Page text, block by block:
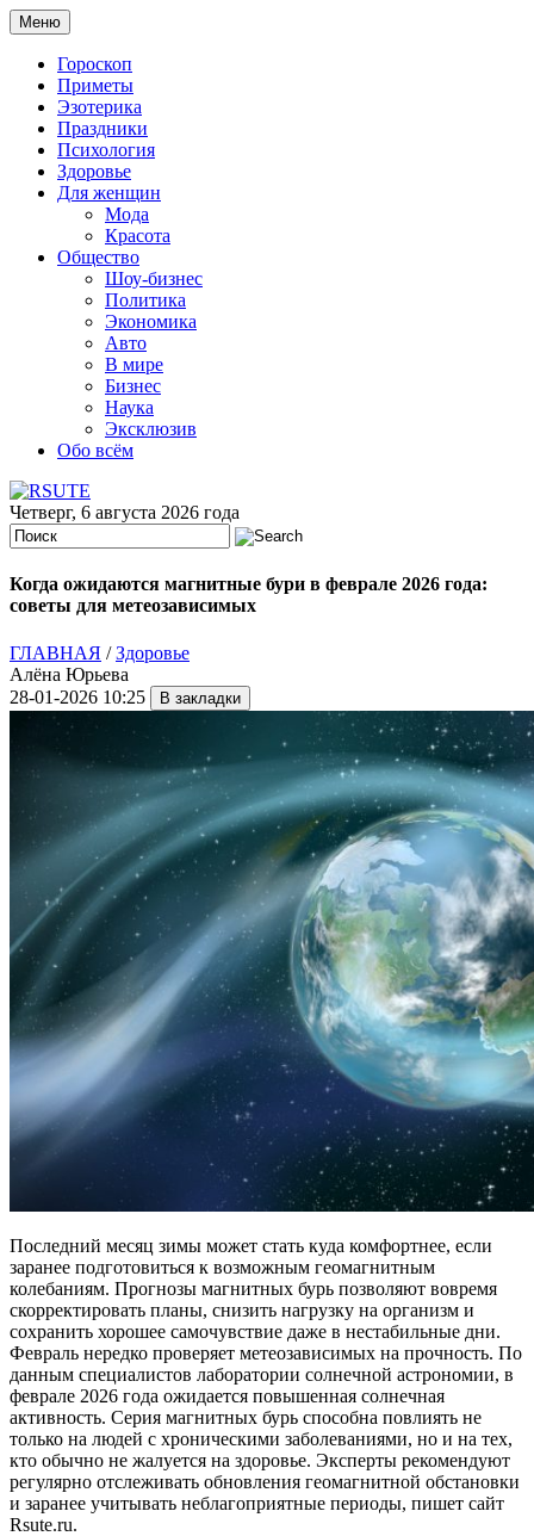
Меню
Гороскоп
Приметы
Эзотерика
Праздники
Психология
Здоровье
Для женщин
Мода
Красота
Общество
Шоу-бизнес
Политика
Экономика
Авто
В мире
Бизнес
Наука
Эксклюзив
Обо всём
Четверг, 6 августа 2026 года
Когда ожидаются магнитные бури в феврале 2026 года:
советы для метеозависимых
ГЛАВНАЯ /Здоровье
Алёна Юрьева
28-01-2026 10:25
Последний месяц зимы может стать куда комфортнее, если
заранее подготовиться к возможным геомагнитным
колебаниям. Прогнозы магнитных бурь позволяют вовремя
скорректировать планы, снизить нагрузку на организм и
сохранить хорошее самочувствие даже в нестабильные дни.
Февраль нередко проверяет метеозависимых на прочность. По
данным специалистов лаборатории солнечной астрономии, в
феврале 2026 года ожидается повышенная солнечная
активность. Серия магнитных бурь способна повлиять не
только на людей с хроническими заболеваниями, но и на тех,
кто обычно не жалуется на здоровье. Эксперты рекомендуют
регулярно отслеживать обновления геомагнитной обстановки
и заранее учитывать неблагоприятные периоды, пишет сайт
Rsute.ru.